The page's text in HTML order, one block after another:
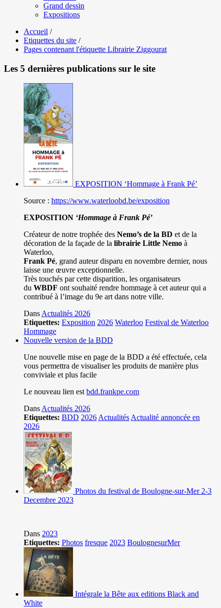
Grand dessin
Expositions
Accueil /
Etiquettes du site /
Pages contenant l'étiquette Librairie Ziggourat
Les 5 dernières publications sur le site
EXPOSITION ‘Hommage à Frank Pé’
Source : https://www.waterloobd.be/exposition
EXPOSITION ‘Hommage à Frank Pé’
Créateur de notre trophée des Nemo’s de la BD et de la
décoration de la façade de la librairie Little Nemo à
Waterloo,
Frank Pé, grand auteur disparu en novembre dernier, nous
laisse une œuvre exceptionnelle.
Très touchés par cette disparition, les organisateurs
du WBDF ont souhaité rendre hommage à cet auteur qui a
contribué à l’image du 9e art dans notre ville.
Dans Actualités 2026
Etiquettes: Exposition 2026 Waterloo Festival de Waterloo
Hommage
Nouvelle version de la BDD
Une nouvelle mise en page de la BDD a été effectuée, cela
vous permettra de visualiser les produits de manière plus
conviviale et plus facile
Le nouveau lien est bdd.frankpe.com
Dans Actualités 2026
Etiquettes: BDD 2026 Actualités Actualité annoncée en
2026
Photos du festival de Boulogne-sur-Mer 2-3
Decembre 2023
Dans 2023
Etiquettes: Photos fresque 2023 BoulognesurMer
Intégrale la Bête aux editions Black and
White